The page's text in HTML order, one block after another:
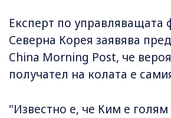
Експерт по управляващата
Северна Корея заявява
China Morning Post, че
получател на колата е
"Известно е, че Ким е голям